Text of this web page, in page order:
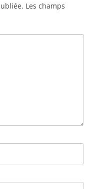
Les champs